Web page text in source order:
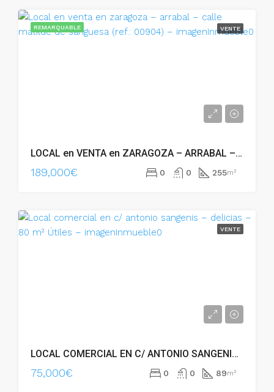
REMARQUABLE VENTE
LOCAL en VENTA en ZARAGOZA – ARRABAL – Calle Matilde de Sanguesa (Ref.: 00904) – 00904
189,000€ 0 0 255m²
VENTE
LOCAL COMERCIAL EN C/ ANTONIO SANGENIS – DELICIAS – 80 M² ÚTILES – 19095
75,000€ 0 0 89m²